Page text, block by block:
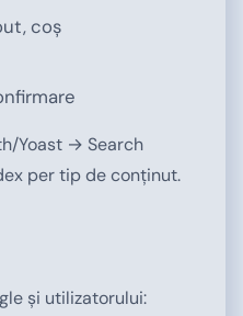
coș
Yoast → Search
per tip de conținut.
și utilizatorului: